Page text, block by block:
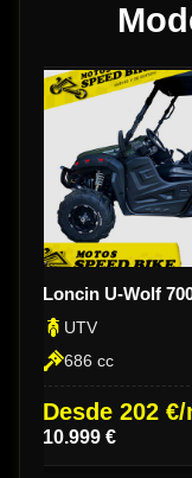
Loncin U-Wolf
UTV
686 cc
Desde 202
10.999 €